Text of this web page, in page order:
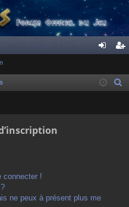
ne cri
connecter !
ne peux à présent plus me